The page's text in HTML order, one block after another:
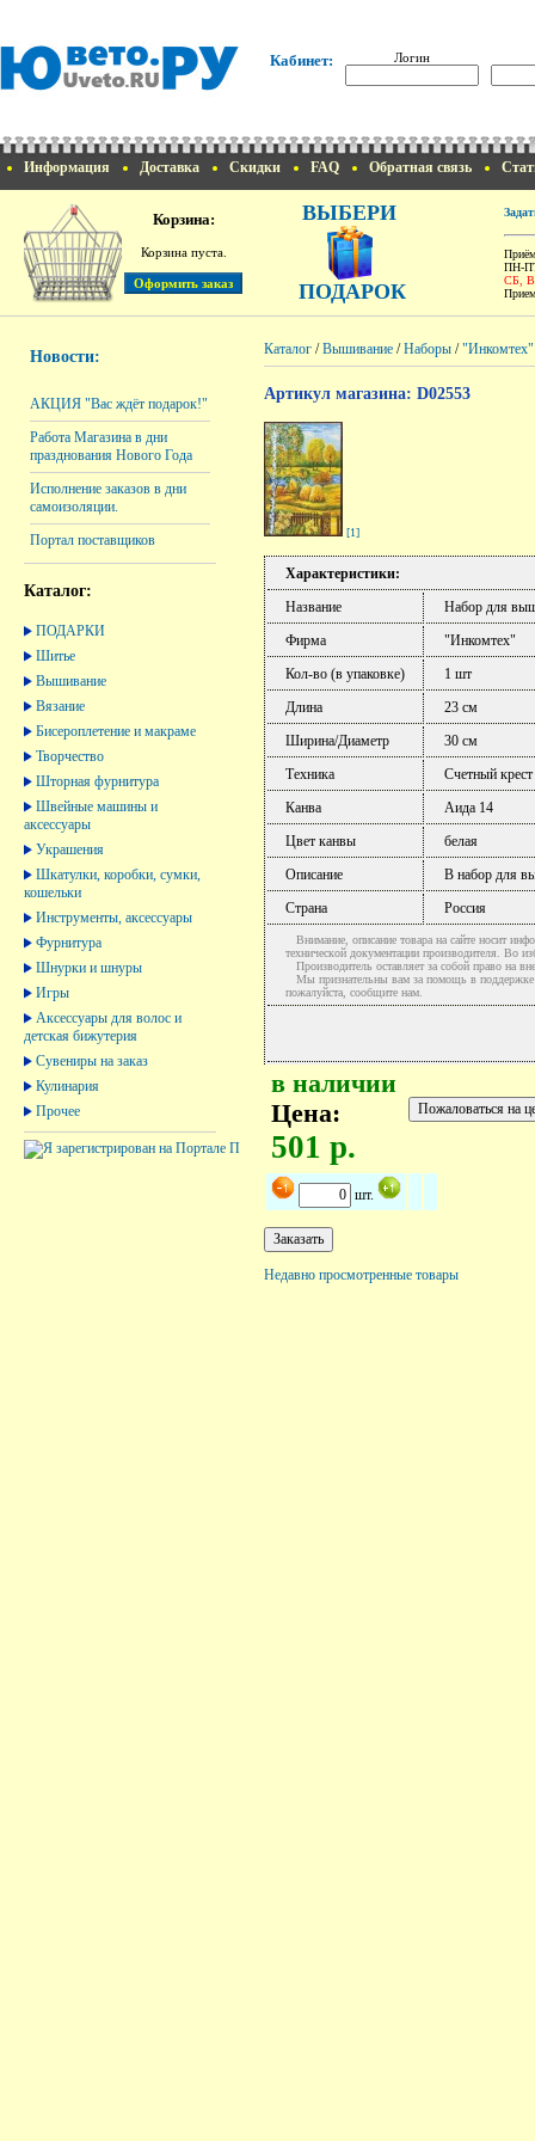
Кабинет: Логин
Информация Доставка Скидки FAQ Обратная связь
Корзина:
Корзина пуста.
ВЫБЕРИ
ПОДАРОК
ПН-
СБ,
Новости:
АКЦИЯ "Вас ждёт подарок!"
Работа Магазина в дни
празднования Нового Года
Исполнение заказов в дни
самоизоляции.
Портал поставщиков
Каталог:
ПОДАРКИ
Шитье
Вышивание
Вязание
Бисероплетение и макраме
Творчество
Шторная фурнитура
Швейные машины и
аксессуары
Украшения
Шкатулки, коробки, сумки,
кошельки
Инструменты, аксессуары
Фурнитура
Шнурки и шнуры
Игры
Аксессуары для волос и
детская бижутерия
Сувениры на заказ
Кулинария
Прочее
Каталог /Вышивание /Наборы /"Инкомтех"
Артикул магазина: D02553
[1]
Характеристики:
Название
Набор для
Фирма
"Инкомтех"
Кол-во (в упаковке)
1 шт
Длина
23 см
Ширина/Диаметр
30 см
Техника
Счетный крест
Канва
Аида 14
Цвет канвы
белая
Описание
В набор для
Страна
Россия
Внимание, описание товара на сайте носит
технической документации производителя. Во
Производитель оставляет за собой право на
Мы признательны вам за помощь в поддержке
пожалуйста, сообщите нам.
в наличии
Цена:
501 р.
шт.
Недавно просмотренные товары